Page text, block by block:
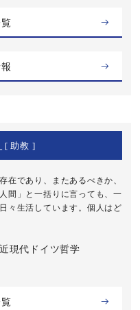
[ 助教 ]
在であり、またあるべきか、
間」と一括りに言っても、一
々生活しています。個人はど
現代ドイツ哲学